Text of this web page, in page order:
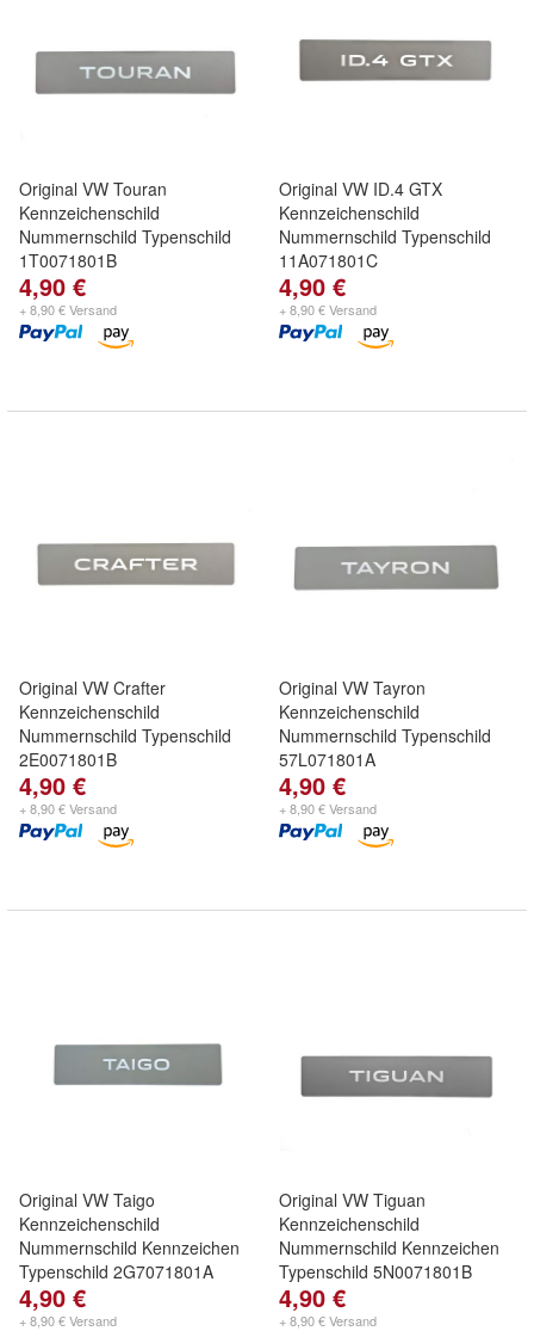
Original VW Touran
Kennzeichenschild
Nummernschild Typenschild
1T0071801B
4,90 €
+ 8,90 € Versand
Original VW ID.4 GTX
Kennzeichenschild
Nummernschild Typenschild
11A071801C
4,90 €
+ 8,90 € Versand
Original VW Crafter
Kennzeichenschild
Nummernschild Typenschild
2E0071801B
4,90 €
+ 8,90 € Versand
Original VW Tayron
Kennzeichenschild
Nummernschild Typenschild
57L071801A
4,90 €
+ 8,90 € Versand
Original VW Taigo
Kennzeichenschild
Nummernschild Kennzeichen
Typenschild 2G7071801A
4,90 €
+ 8,90 € Versand
Original VW Tiguan
Kennzeichenschild
Nummernschild Kennzeichen
Typenschild 5N0071801B
4,90 €
+ 8,90 € Versand